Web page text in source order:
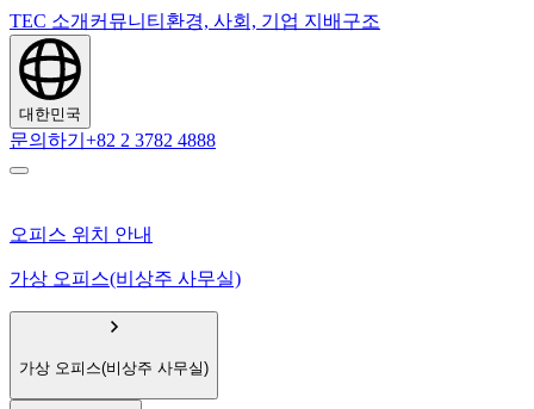
TEC 소개 커뮤니티 환경, 사회, 기업 지배구조
대한민국
문의하기 +82 2 3782 4888
오피스 위치 안내
가상 오피스(비상주 사무실)
가상 오피스(비상주 사무실)